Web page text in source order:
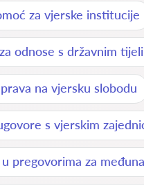
za vjerske institucije
odnose s državnim
na vjersku slobodu
s vjerskim
pregovorima za